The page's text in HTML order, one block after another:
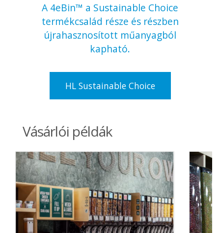
A 4eBin™ a Sustainable Choice
termékcsalád része és részben
újrahasznosított műanyagból
kapható.
HL Sustainable Choice
Vásárlói példák